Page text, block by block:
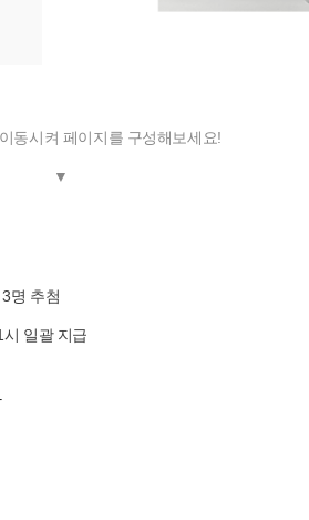
동시켜 페이지를 구성해보세요!
▼
명 추첨
일괄 지급